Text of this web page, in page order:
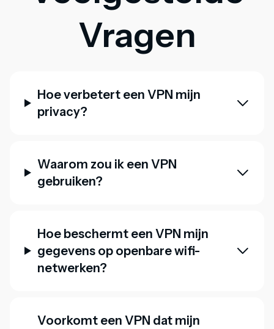
Vragen
Hoe verbetert een VPN mijn
privacy?
Waarom zou ik een VPN
gebruiken?
Hoe beschermt een VPN mijn
gegevens op openbare wifi-
netwerken?
Voorkomt een VPN dat mijn